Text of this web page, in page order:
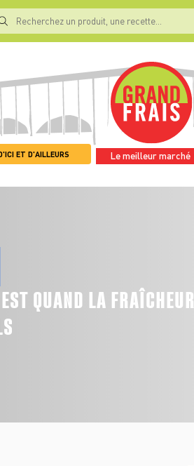
ET D'AILLEURS Le meilleur marché
QUAND LA FRAÎCHEUR